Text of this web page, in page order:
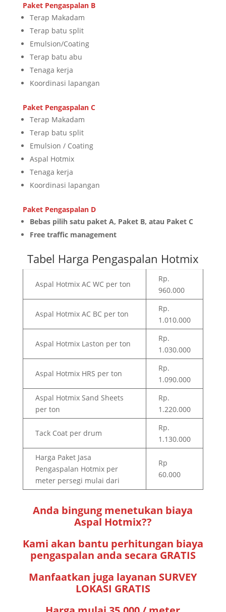
Paket Pengaspalan B
Terap Makadam
Terap batu split
Emulsion/Coating
Terap batu abu
Tenaga kerja
Koordinasi lapangan
Paket Pengaspalan C
Terap Makadam
Terap batu split
Emulsion / Coating
Aspal Hotmix
Tenaga kerja
Koordinasi lapangan
Paket Pengaspalan D
Bebas pilih satu paket A, Paket B, atau Paket C
Free traffic management
Tabel Harga Pengaspalan Hotmix
Aspal Hotmix AC WC per ton
Rp.
960.000
Aspal Hotmix AC BC per ton
Rp.
1.010.000
Aspal Hotmix Laston per ton
Rp.
1.030.000
Aspal Hotmix HRS per ton
Rp.
1.090.000
Aspal Hotmix Sand Sheets
per ton
Rp.
1.220.000
Tack Coat per drum
Rp.
1.130.000
Harga Paket Jasa
Pengaspalan Hotmix per
meter persegi mulai dari
Rp
60.000
Anda bingung menetukan biaya
Aspal Hotmix??
Kami akan bantu perhitungan biaya
pengaspalan anda secara GRATIS
Manfaatkan juga layanan SURVEY
LOKASI GRATIS